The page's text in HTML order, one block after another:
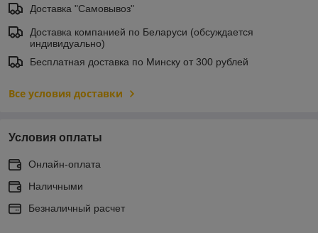
Доставка "Самовывоз"
Доставка компанией по Беларуси (обсуждается
индивидуально)
Бесплатная доставка по Минску от 300 рублей
Все условия доставки
Условия оплаты
Онлайн-оплата
Наличными
Безналичный расчет